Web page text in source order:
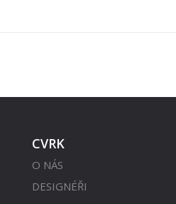
CVRK
O NÁS
DESIGNÉŘI